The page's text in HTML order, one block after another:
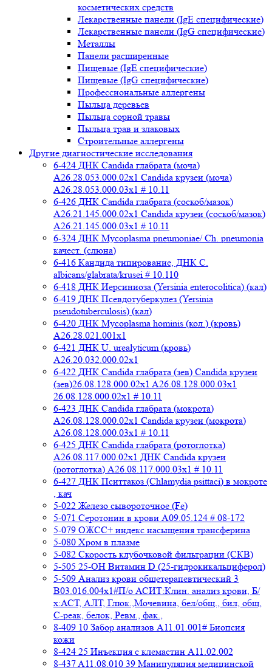
косметических средств
Лекарственные панели (IgE специфические)
Лекарственные панели (IgG специфические)
Металлы
Панели расширенные
Пищевые (IgE специфические)
Пищевые (IgG специфические)
Профессиональные аллергены
Пыльца деревьев
Пыльца сорной травы
Пыльца трав и злаковых
Строительные аллергены
Другие диагностические исследования
6-424 ДНК Candida глабрата (моча)
A26.28.053.000.02x1 Candida крузеи (моча)
A26.28.053.000.03x1 # 10.11
6-426 ДНК Candida глабрата (соскоб/мазок)
A26.21.145.000.02x1 Candida крузеи (соскоб/мазок)
A26.21.145.000.03x1 # 10.11
6-324 ДНК Mycoplasma pneumoniae/ Ch. pneumonia
качест. (слюна)
6-416 Кандида типирование, ДНК C.
albicans/glabrata/krusei # 10.110
6-418 ДНК Иерсиниоза (Yersinia enterocolitica) (кал)
6-419 ДНК Псевдотуберкулез (Yersinia
pseudotuberculosis) (кал)
6-420 ДНК Mycoplasma hominis (кол.) (кровь)
A26.28.021.001x1
6-421 ДНК U. urealyticum (кровь)
A26.20.032.000.02х1
6-422 ДНК Candida глабрата (зев) Candida крузеи
(зев)26.08.128.000.02x1 A26.08.128.000.03x1
26.08.128.000.02x1 # 10.11
6-423 ДНК Candida глабрата (мокрота)
A26.08.128.000.02x1 Candida крузеи (мокрота)
A26.08.128.000.03x1 # 10.11
6-425 ДНК Candida глабрата (ротоглотка)
A26.08.117.000.02x1 ДНК Candida крузеи
(ротоглотка) A26.08.117.000.03x1 # 10.11
6-427 ДНК Пситтакоз (Chlamydia psittaci) в мокроте
, кач
5-022 Железо сывороточное (Fe)
5-071 Серотонин в крови A09.05.124 # 08-172
5-079 ОЖСС+ индекс насыщения трансферина
5-080 Хром в плазме
5-082 Скорость клубочковой фильтрации (СКВ)
5-505 25-ОН Витамин D (25-гидрокикальциферол)
5-509 Анализ крови общетерапевтический 3
B03.016.004x1#П/о АСИТ:Клин. анализ крови, Б/
х:АСТ, АЛТ, Глюк.,Мочевина, бел/общ., бил, общ,
C-реак, белок, Ревм., фак.,
8-409 10 Забор анализов A11.01.001# Биопсия
кожи
8-424 25 Инъекция с клемастин A11.02.002
8-437 A11.08.010 39 Манипуляция медицинской